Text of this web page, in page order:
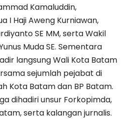
Kamaluddin,
I Haji Aweng Kurniawan,
SE MM, serta Wakil
Muda SE. Sementara
langsung Wali Kota Batam
sejumlah pejabat di
Kota Batam dan BP Batam.
dihadiri unsur Forkopimda,
serta kalangan jurnalis.